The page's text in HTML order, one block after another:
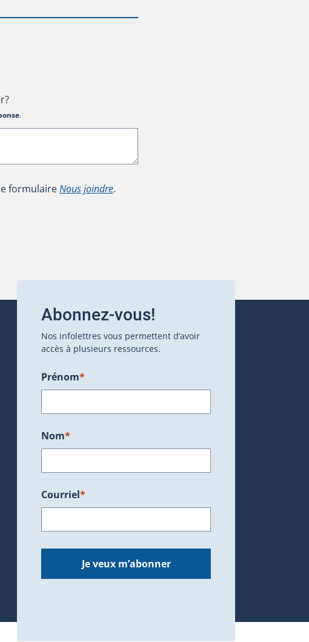
.
formulaireNous joindre.
dans une nouvelle fenêtre.)
dans une nouvelle fenêtre.)
Abonnez-vous!
Nos infolettres vous permettent d’avoir
accès à plusieurs ressources.
Prénom*
Nom*
Courriel*
Je veux m’abonner